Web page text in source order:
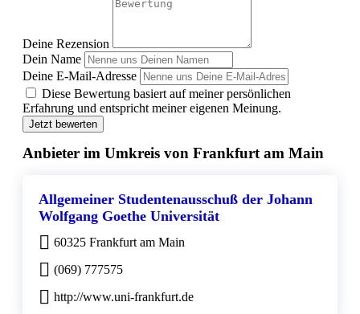
Deine Rezension
Dein Name
Deine E-Mail-Adresse
Diese Bewertung basiert auf meiner persönlichen
Erfahrung und entspricht meiner eigenen Meinung.
Jetzt bewerten
Anbieter im Umkreis von Frankfurt am Main
Allgemeiner Studentenausschuß der Johann
Wolfgang Goethe Universität
60325 Frankfurt am Main
(069) 777575
http://www.uni-frankfurt.de